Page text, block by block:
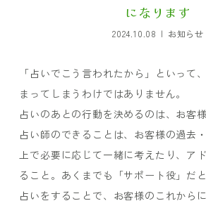
になります
2024.10.08 お知らせ
「占いでこう言われたから」といって
まってしまうわけではありません。
占いのあとの行動を決めるのは、お客
占い師のできることは、お客様の過去
上で必要に応じて一緒に考えたり、ア
ること。あくまでも「サポート役」だ
占いをすることで、お客様のこれから